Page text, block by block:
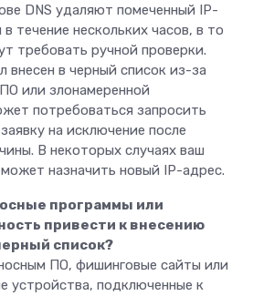
DNS удаляют помеченный IP-
течение нескольких часов, в то
требовать ручной проверки.
внесен в черный список из-за
или злонамеренной
потребоваться запросить
на исключение после
В некоторых случаях ваш
назначить новый IP-адрес.
программы или
привести к внесению
список?
ПО, фишинговые сайты или
устройства, подключенные к